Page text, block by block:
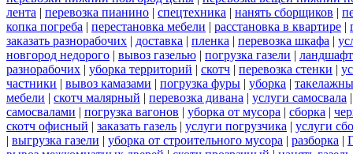
лента | перевозка пианино | спецтехника | нанять сборщиков |
копка погреба | перестановка мебели | расстановка в квартире |
заказать разнорабочих | доставка | пленка | перевозка шкафа |
новгород недорого | вывоз газелью | погрузка газели |
разнорабочих | уборка территорий | скотч | перевозка стенки |
частники | вывоз камазами | погрузка фуры | уборка |
мебели | скотч малярный | перевозка дивана | услуги самосвала
самосвалами | погрузка вагонов | уборка от мусора | сборка |
скотч офисный | заказать газель | услуги погрузчика | услуги
| выгрузка газели | уборка от строительного мусора | разборка |